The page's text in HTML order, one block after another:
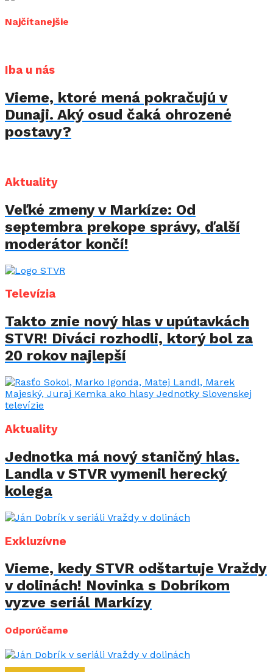
Najčítanejšie
Iba u nás
Vieme, ktoré mená pokračujú v
Dunaji. Aký osud čaká ohrozené
postavy?
Aktuality
Veľké zmeny v Markíze: Od
septembra prekope správy, ďalší
moderátor končí!
Televízia
Takto znie nový hlas v upútavkách
STVR! Diváci rozhodli, ktorý bol za
20 rokov najlepší
Aktuality
Jednotka má nový staničný hlas.
Landla v STVR vymenil herecký
kolega
Exkluzívne
Vieme, kedy STVR odštartuje Vraždy
v dolinách! Novinka s Dobríkom
vyzve seriál Markízy
Odporúčame